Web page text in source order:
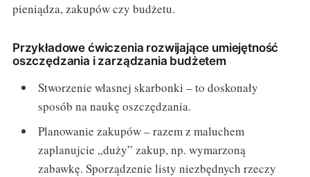
pieniądza, zakupów czy budżetu.
Przykładowe ćwiczenia rozwijające umiejętność
oszczędzania i zarządzania budżetem
Stworzenie własnej skarbonki – to doskonały
sposób na naukę oszczędzania.
Planowanie zakupów – razem z maluchem
zaplanujcie „duży” zakup, np. wymarzoną
zabawkę. Sporządzenie listy niezbędnych rzeczy